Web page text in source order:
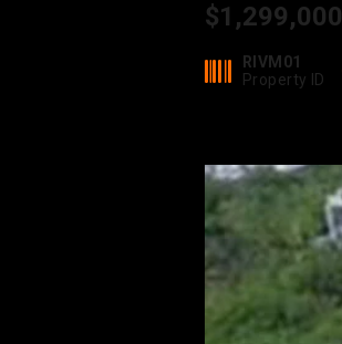
$1,299,000
RIVM01
Property ID